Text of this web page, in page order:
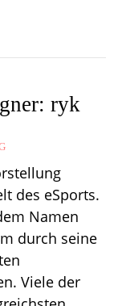
ryk
des eSports.
Namen
durch seine
Viele der